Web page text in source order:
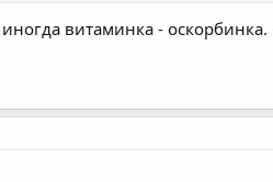
витаминка -